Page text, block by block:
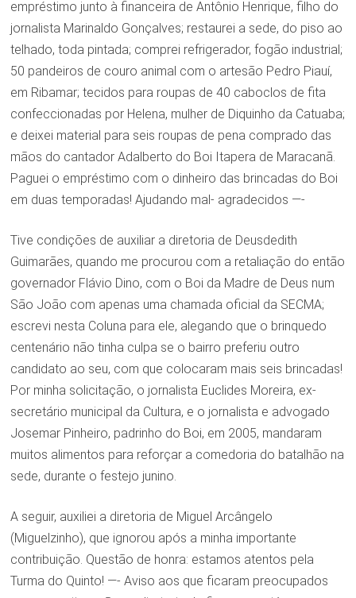
empréstimo junto à financeira de Antônio Henrique, filho do
jornalista Marinaldo Gonçalves; restaurei a sede, do piso ao
telhado, toda pintada; comprei refrigerador, fogão industrial;
50 pandeiros de couro animal com o artesão Pedro Piauí,
em Ribamar; tecidos para roupas de 40 caboclos de fita
confeccionadas por Helena, mulher de Diquinho da Catuaba;
e deixei material para seis roupas de pena comprado das
mãos do cantador Adalberto do Boi Itapera de Maracanã.
Paguei o empréstimo com o dinheiro das brincadas do Boi
em duas temporadas! Ajudando mal- agradecidos —-
Tive condições de auxiliar a diretoria de Deusdedith
Guimarães, quando me procurou com a retaliação do então
governador Flávio Dino, com o Boi da Madre de Deus num
São João com apenas uma chamada oficial da SECMA;
escrevi nesta Coluna para ele, alegando que o brinquedo
centenário não tinha culpa se o bairro preferiu outro
candidato ao seu, com que colocaram mais seis brincadas!
Por minha solicitação, o jornalista Euclides Moreira, ex-
secretário municipal da Cultura, e o jornalista e advogado
Josemar Pinheiro, padrinho do Boi, em 2005, mandaram
muitos alimentos para reforçar a comedoria do batalhão na
sede, durante o festejo junino.
A seguir, auxiliei a diretoria de Miguel Arcângelo
(Miguelzinho), que ignorou após a minha importante
contribuição. Questão de honra: estamos atentos pela
Turma do Quinto! —- Aviso aos que ficaram preocupados